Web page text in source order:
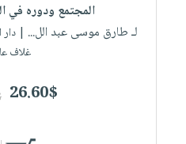
المجتمع ودوره في
لـ طارق موسى عبد الل... | دار
غلاف
26.60$